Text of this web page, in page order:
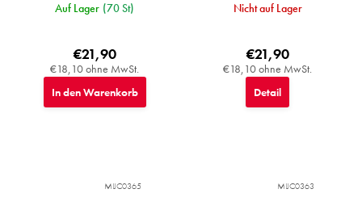
Auf Lager (70 St)
€18,10 ohne MwSt.
€21,90
In den Warenkorb
Nicht auf Lager
€18,10 ohne MwSt.
€21,90
Detail
MIJC0365 MIJC0363